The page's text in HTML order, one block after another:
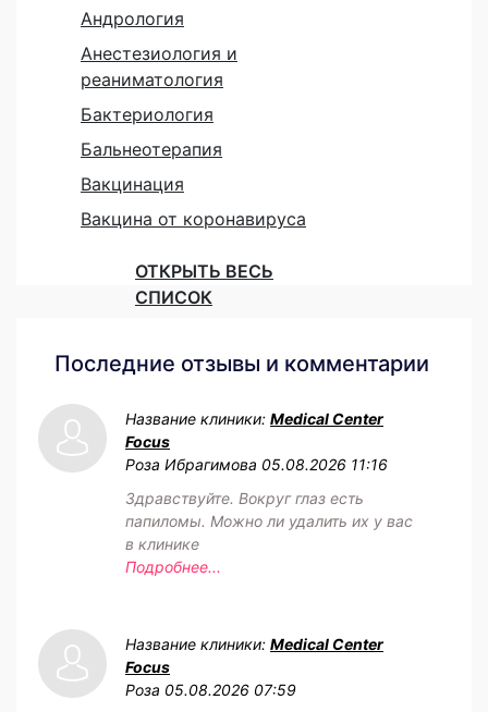
Андрология
Анестезиология и
реаниматология
Бактериология
Бальнеотерапия
Вакцинация
Вакцина от коронавируса
ОТКРЫТЬ ВЕСЬ
СПИСОК
Последние отзывы и комментарии
Название клиники: Medical Center
Focus
Роза Ибрагимова 05.08.2026 11:16
Здравствуйте. Вокруг глаз есть
папиломы. Можно ли удалить их у вас
в клинике
Подробнее...
Название клиники: Medical Center
Focus
Роза 05.08.2026 07:59